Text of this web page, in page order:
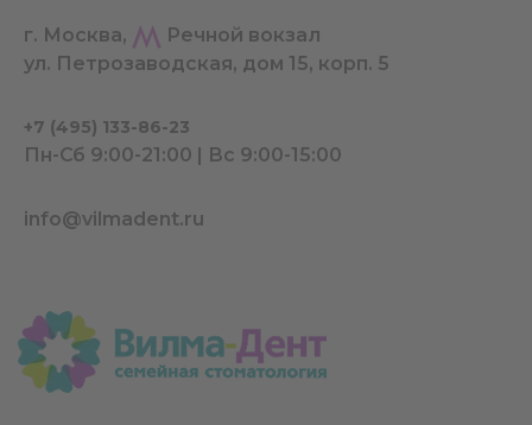
г. Москва,
Речной вокзал
ул. Петрозаводская, дом 15, корп. 5
+7 (495) 133-86-23
Пн-Сб 9:00-21:00 | Вс 9:00-15:00
info@vilmadent.ru